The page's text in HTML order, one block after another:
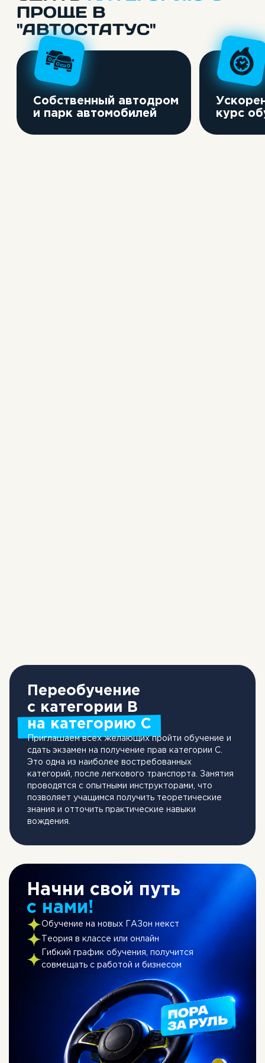
Переобучение
с категории В
на категорию С
Приглашаем всех желающих пройти обучение и
сдать экзамен на получение прав категории C.
Это одна из наиболее востребованных
категорий, после легкового транспорта. Занятия
проводятся с опытными инструкторами, что
позволяет учащимся получить теоретические
знания и отточить практические навыки
вождения.
Начни свой путь
с нами!
Обучение на новых ГАЗон некст
Теория в классе или онлайн
Гибкий график обучения, получится
совмещать с работой и бизнесом